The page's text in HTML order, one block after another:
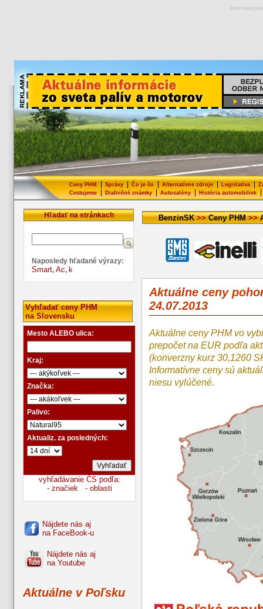
Tento web
Ceny PHM Správy Čo je čo Alternatívne zdroje Legislatíva
Cestujeme| Diaľničné známky| Autosalóny| História automobiliek|
Hľadať na stránkach
Naposledy hľadané výrazy:
Smart, Ac, k
Vyhľadať ceny PHM
na Slovensku
Mesto ALEBO ulica:
Kraj:
Značka:
Palivo:
Aktualiz. za posledných:
vyhľadávanie ČS podľa:
- značiek
- oblasti
Nájdete nás aj
na FaceBook-u
Nájdete nás aj
na Youtube
Aktuálne v Poľsku
BenzinSK>>Ceny PHM>>
Aktuálne ceny
24.07.2013
Aktuálne ceny PHM vo
prepočet na EUR podľa
(konverzny kurz 30,1260
Informatívne ceny sú
niesu vylúčené.